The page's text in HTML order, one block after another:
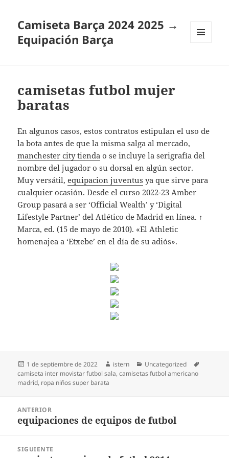
Camiseta Barça 2024 2025 →
Equipación Barça
camisetas futbol mujer
baratas
En algunos casos, estos contratos estipulan el uso de
la bota antes de que la misma salga al mercado,
manchester city tienda o se incluye la serigrafía del
nombre del jugador o su dorsal en algún sector.
Muy versátil,equipacion juventus ya que sirve para
cualquier ocasión. Desde el curso 2022-23 Amber
Group pasará a ser ‘Official Wealth’ y ‘Digital
Lifestyle Partner’ del Atlético de Madrid en línea. ↑
Marca, ed. (15 de mayo de 2010). «El Athletic
homenajea a ‘Etxebe’ en el día de su adiós».
Publicado
el
1 de septiembre de 2022 Autor
istern Categorías
Uncategorized
camiseta inter movistar futbol sala,camisetas futbol americano
madrid, ropa niños super barata
entradas
ANTERIOR
Entrada
equipaciones de equipos de futbol
SIGUIENTE